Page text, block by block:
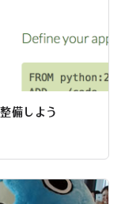
備しよう